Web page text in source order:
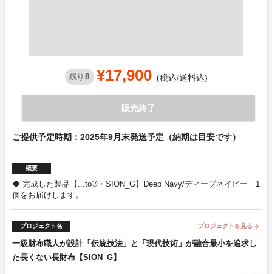
残り 8 ¥17,900 (税込/送料込)
販売終了
ご提供予定時期：2025年9月末発送予定（納期は目安です）
概要
◆ 完成した製品【...to®・SION_G】Deep Navy/ディープネイビー 1
個をお届けします。
プロジェクト名 プロジェクトを見る arrow_forward
一級財布職人が設計「伝統技法」と「現代技術」が融合最小を追求し
た長くない長財布【SION_G】